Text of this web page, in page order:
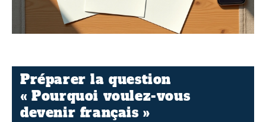
Préparer la question
« Pourquoi voulez-vous
devenir français »